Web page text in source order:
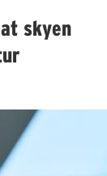
skyen